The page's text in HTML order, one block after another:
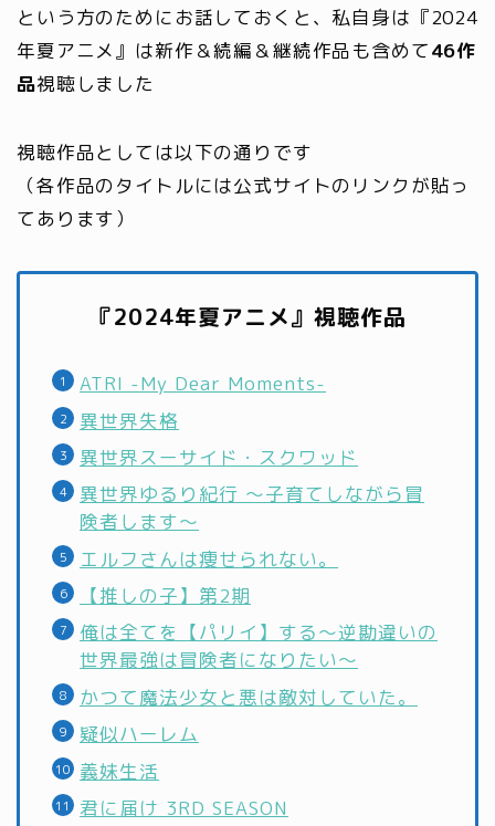
という方のためにお話しておくと、私自身は『2024
年夏アニメ』は新作＆続編＆継続作品も含めて46作
品視聴しました
視聴作品としては以下の通りです
（各作品のタイトルには公式サイトのリンクが貼っ
てあります）
『2024年夏アニメ』視聴作品
ATRI -My Dear Moments-
異世界失格
異世界スーサイド・スクワッド
異世界ゆるり紀行 ～子育てしながら冒
険者します～
エルフさんは痩せられない。
【推しの子】第2期
俺は全てを【パリイ】する～逆勘違いの
世界最強は冒険者になりたい～
かつて魔法少女と悪は敵対していた。
疑似ハーレム
義妹生活
君に届け 3RD SEASON